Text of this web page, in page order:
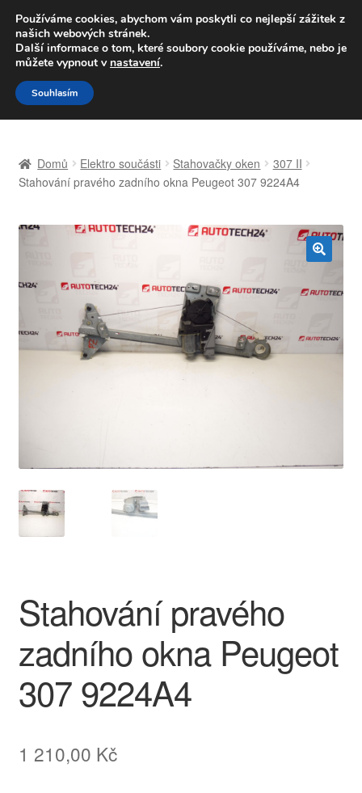
DOPRAVA od 139,-Kč
Volejte po-pá 9-16 704 494 494
Přeskočit
na
navigaci
Přejít
k
obsahu
Celosvětová doprava
Můj účet
Platby
Reklamace
Reklamační řád
Vrakoviště Citroën
Domů Elektro součásti Stahovačky oken
307 II
Stahování pravého zadního okna Peugeot 307 9224A4
Stahování pravého
zadního okna Peugeot
307 9224A4
1 210,00 Kč
Používáme cookies, abychom vám poskytli co nejlepší zážitek z
našich webových stránek.
Další informace o tom, které soubory cookie používáme, nebo je
můžete vypnout v nastavení.
Souhlasím